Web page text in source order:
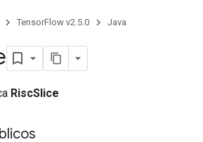
TensorFlow v2.5.0 Java
RiscSlice